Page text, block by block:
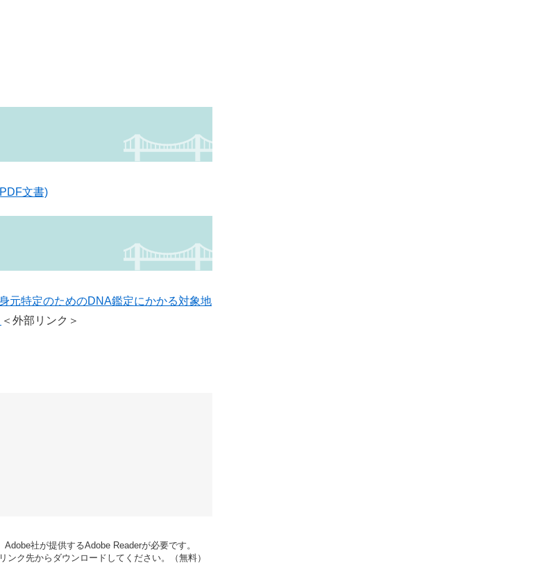
文書)
元特定のためのDNA鑑定にかかる対象地
＜外部リンク＞
社が提供するAdobe Readerが必要です。
ク先からダウンロードしてください。（無料）